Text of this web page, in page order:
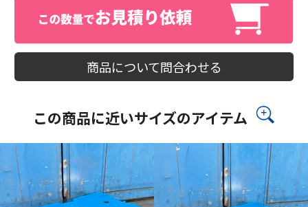
商品について問合わせる
この商品に近いサイズのアイテム